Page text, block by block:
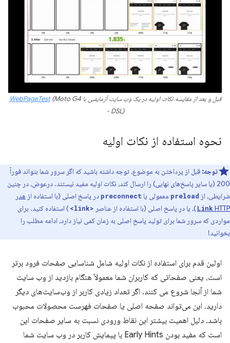
قبل و بعد از مقایسه نکات اولیه در یک وب سایت آزمایشی با WebPageTest(Moto G4
- DSL)
نحوه استفاده از نکات اولیه
توجه: قبل از پرداختن به موضوع، توجه داشته باشید که اگر سرور شما بتواند فوراً
200 (یا سایر پاسخ‌های نهایی) را ارسال کند، نکات اولیه مفید نیستند. درعوض، در چنین
شرایطی، از preload معمولی یا preconnect در پاسخ اصلی (با استفاده از هدر
Link HTTP )، یا در پاسخ اصلی (با استفاده از عناصر <link>
) استفاده کنید. برای
مواردی که سرور شما برای تولید پاسخ اصلی به زمان کمی نیاز دارد، ادامه مطلب را
بخوانید!
اولین قدم برای استفاده از نکات اولیه شامل شناسایی صفحات فرود برتر
است، یعنی صفحاتی که کاربران شما معمولاً هنگام بازدید از وب سایت
شما از آنجا شروع می کنند. اگر تعداد زیادی کاربر از وب‌سایت‌های دیگر
دارید، این می‌تواند صفحه اصلی یا صفحات فهرست محصولات محبوب
باشد. دلیل اهمیت بیشتر این نقاط ورودی نسبت به سایر صفحات این
است که مفید بودن Early Hints با پیمایش کاربر در وب سایت شما